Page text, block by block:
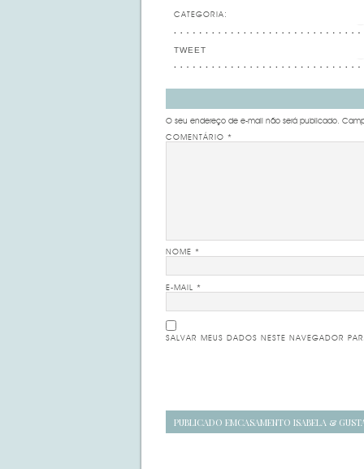
CATEGORIA:
TWEET
O seu endereço de e-mail não será publicado.
COMENTÁRIO *
NOME *
E-MAIL *
SALVAR MEUS DADOS NESTE NAVEGADOR
Navegação
PUBLICADO EMCASAMENTO ISABELA &